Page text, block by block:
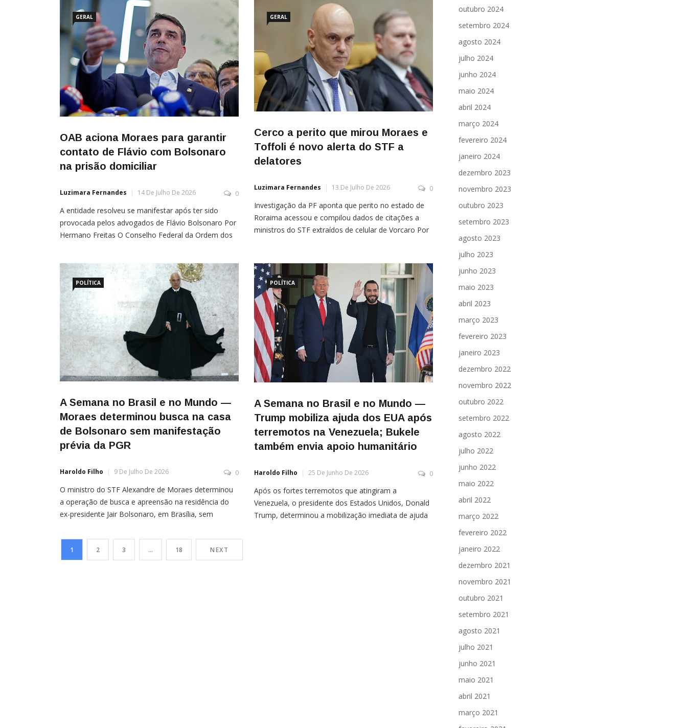
Comissão Parlamentar de Inquérito (CPI) da Covid. A
ação havia sido protocolada pelas deputadas
Fernanda Melchionna (RS) e Sâmia
GERAL
OAB aciona Moraes para garantir
contato de Flávio com Bolsonaro
na prisão domiciliar
Luzimara Fernandes 14 De Julho De 2026 0
A entidade resolveu se manifestar após ter sido
provocada pelos advogados de Flávio Bolsonaro Por
Hermano Freitas O Conselho Federal da Ordem dos
Alexandre de Moraes, solicitando que seja
assegurado ao senador Flávio Bolsonaro o direito de
advogado de se comunicar […]
GERAL
Cerco a perito que mirou Moraes e
Toffoli é novo alerta do STF a
delatores
Luzimara Fernandes 13 De Julho De 2026 0
Investigação da PF aponta que perito no estado de
Roraima acessou e compilou dados de citações a
ministros do STF extraídos de celular de Vorcaro Por
contra o perito criminal federal João Cláudio Nabas
reacendeu o debate sobre o risco […]
POLÍTICA
A Semana no Brasil e no Mundo —
Moraes determinou busca na casa
de Bolsonaro sem manifestação
prévia da PGR
Haroldo Filho 9 De Julho De 2026 0
O ministro do STF Alexandre de Moraes determinou
a operação de busca e apreensão na residência do
ex-presidente Jair Bolsonaro, em Brasília, sem
da República (PGR). Segundo a assessoria da PGR, o
órgão não emitiu parecer porque não foi aberto
prazo para manifestação antes da decisão. A
POLÍTICA
A Semana no Brasil e no Mundo —
Trump mobiliza ajuda dos EUA após
terremotos na Venezuela; Bukele
também envia apoio humanitário
Haroldo Filho 25 De Junho De 2026 0
Após os fortes terremotos que atingiram a
Venezuela, o presidente dos Estados Unidos, Donald
Trump, determinou a mobilização imediata de ajuda
1 2 3 … 18 NEXT
outubro 2024
setembro 2024
agosto 2024
julho 2024
junho 2024
maio 2024
abril 2024
março 2024
fevereiro 2024
janeiro 2024
dezembro 2023
novembro 2023
outubro 2023
setembro 2023
agosto 2023
julho 2023
junho 2023
maio 2023
abril 2023
março 2023
fevereiro 2023
janeiro 2023
dezembro 2022
novembro 2022
outubro 2022
setembro 2022
agosto 2022
julho 2022
junho 2022
maio 2022
abril 2022
março 2022
fevereiro 2022
janeiro 2022
dezembro 2021
novembro 2021
outubro 2021
setembro 2021
agosto 2021
julho 2021
junho 2021
maio 2021
abril 2021
março 2021